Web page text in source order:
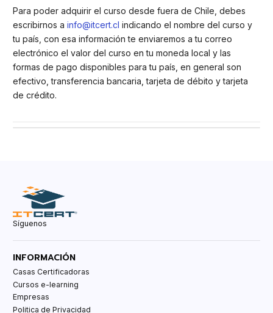
Para poder adquirir el curso desde fuera de Chile, debes
escribirnos a info@itcert.cl indicando el nombre del curso y
tu país, con esa información te enviaremos a tu correo
electrónico el valor del curso en tu moneda local y las
formas de pago disponibles para tu país, en general son
efectivo, transferencia bancaria, tarjeta de débito y tarjeta
de crédito.
Síguenos
INFORMACIÓN
Casas Certificadoras
Cursos e-learning
Empresas
Politica de Privacidad